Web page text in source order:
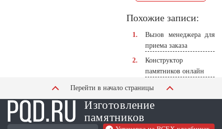
Похожие записи:
Вызов менеджера для
приема заказа
Конструктор
памятников онлайн
Перейти в начало страницы
Изготовление
памятников